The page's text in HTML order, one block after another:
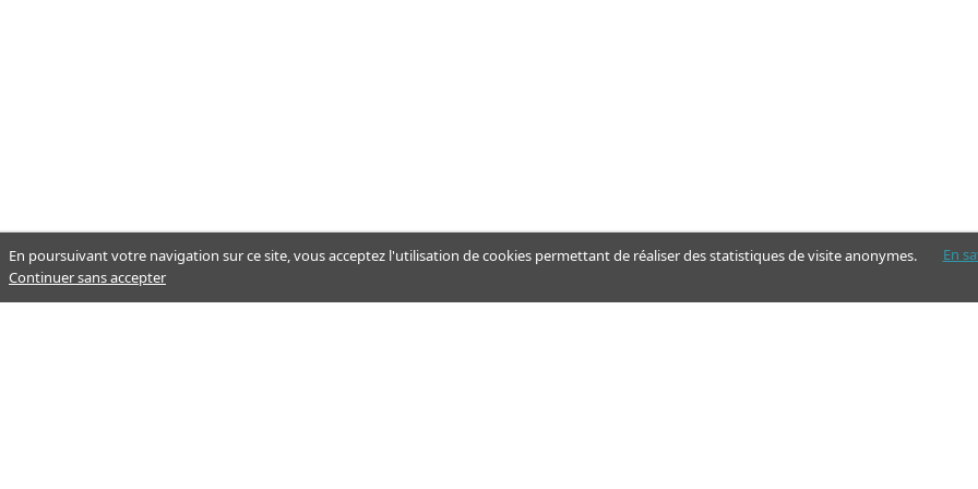
En poursuivant votre navigation sur ce site, vous acceptez l'utilisation de cookies permettant de réaliser des statistiques de visite anonymes. En
Continuer sans accepter